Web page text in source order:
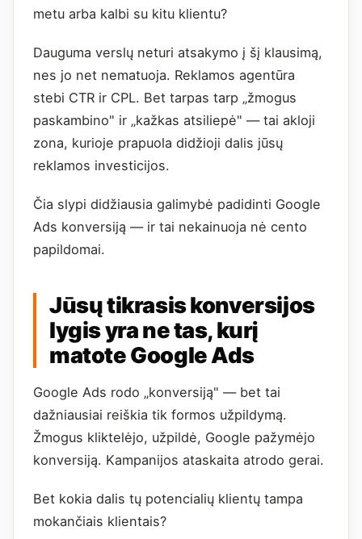
metu arba kalbi su kitu klientu?
Dauguma verslų neturi atsakymo į šį klausimą,
nes jo net nematuoja. Reklamos agentūra
stebi CTR ir CPL. Bet tarpas tarp „žmogus
paskambino" ir „kažkas atsiliepė" — tai akloji
zona, kurioje prapuola didžioji dalis jūsų
reklamos investicijos.
Čia slypi didžiausia galimybė padidinti Google
Ads konversiją — ir tai nekainuoja nė cento
papildomai.
Jūsų tikrasis konversijos
lygis yra ne tas, kurį
matote Google Ads
Google Ads rodo „konversiją" — bet tai
dažniausiai reiškia tik formos užpildymą.
Žmogus kliktelėjo, užpildė, Google pažymėjo
konversiją. Kampanijos ataskaita atrodo gerai.
Bet kokia dalis tų potencialių klientų tampa
mokančiais klientais?